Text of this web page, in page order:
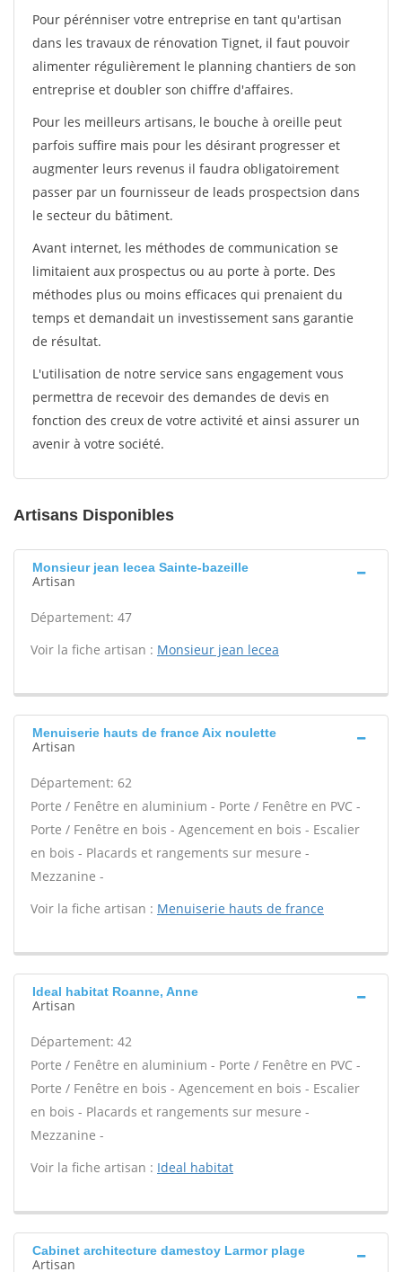
Pour pérénniser votre entreprise en tant qu'artisan
dans les travaux de rénovation Tignet, il faut pouvoir
alimenter régulièrement le planning chantiers de son
entreprise et doubler son chiffre d'affaires.
Pour les meilleurs artisans, le bouche à oreille peut
parfois suffire mais pour les désirant progresser et
augmenter leurs revenus il faudra obligatoirement
passer par un fournisseur de leads prospectsion dans
le secteur du bâtiment.
Avant internet, les méthodes de communication se
limitaient aux prospectus ou au porte à porte. Des
méthodes plus ou moins efficaces qui prenaient du
temps et demandait un investissement sans garantie
de résultat.
L'utilisation de notre service sans engagement vous
permettra de recevoir des demandes de devis en
fonction des creux de votre activité et ainsi assurer un
avenir à votre société.
Artisans Disponibles
Monsieur jean lecea Sainte-bazeille
Artisan
Département: 47
Voir la fiche artisan : Monsieur jean lecea
Menuiserie hauts de france Aix noulette
Artisan
Département: 62
Porte / Fenêtre en aluminium - Porte / Fenêtre en PVC -
Porte / Fenêtre en bois - Agencement en bois - Escalier
en bois - Placards et rangements sur mesure -
Mezzanine -
Voir la fiche artisan : Menuiserie hauts de france
Ideal habitat Roanne, Anne
Artisan
Département: 42
Porte / Fenêtre en aluminium - Porte / Fenêtre en PVC -
Porte / Fenêtre en bois - Agencement en bois - Escalier
en bois - Placards et rangements sur mesure -
Mezzanine -
Voir la fiche artisan : Ideal habitat
Cabinet architecture damestoy Larmor plage
Artisan